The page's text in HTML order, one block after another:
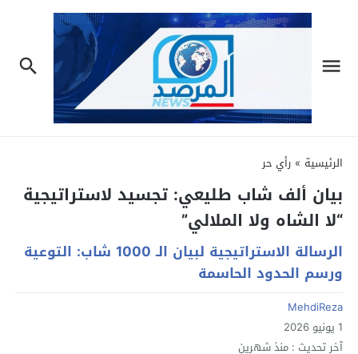
الرئيسية » رأي حر
بيان ألف شاب طليعي: تجسيد لاستراتيجية
“لا الشاه ولا الملالي”
الرسالة الاستراتيجية لبيان الـ 1000 شاب: التوعية
ورسم الحدود الحاسمة
MehdiReza
1 يونيو 2026
آخر تحديث : منذ شهرين